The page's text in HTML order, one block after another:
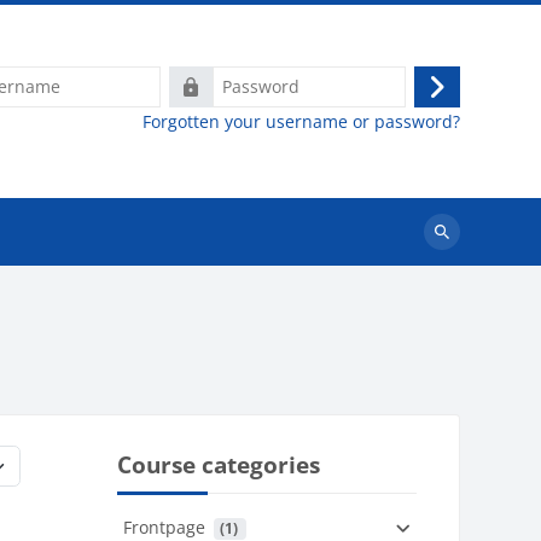
Password
Log
in
Forgotten your username or password?
Search
Course categories
Frontpage (1)